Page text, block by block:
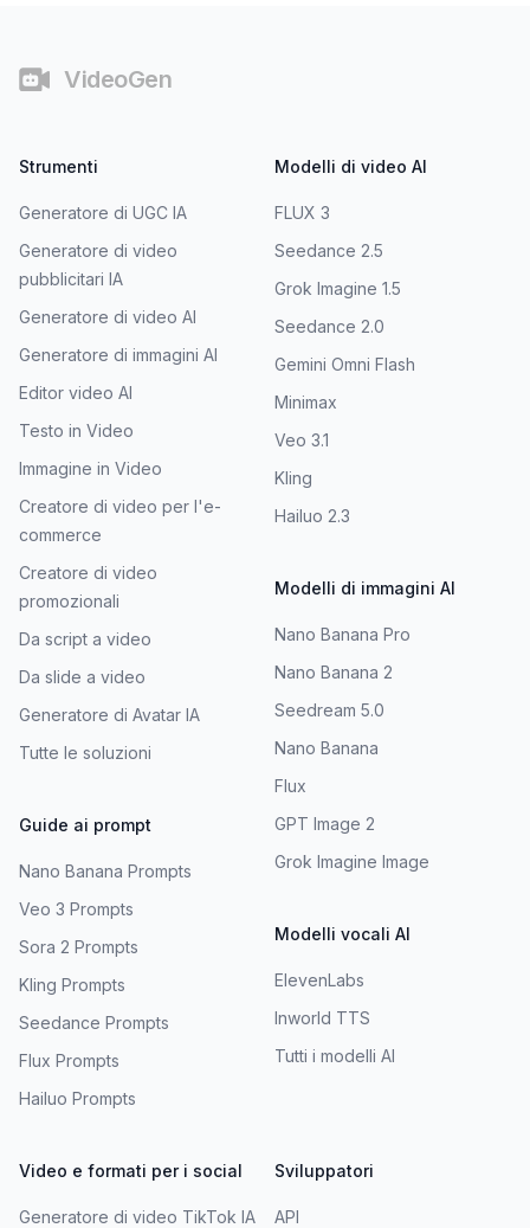
VideoGen
Strumenti
Generatore di UGC IA
Generatore di video
pubblicitari IA
Generatore di video AI
Generatore di immagini AI
Editor video AI
Testo in Video
Immagine in Video
Creatore di video per l'e-
commerce
Creatore di video
promozionali
Da script a video
Da slide a video
Generatore di Avatar IA
Tutte le soluzioni
Guide ai prompt
Nano Banana Prompts
Veo 3 Prompts
Sora 2 Prompts
Kling Prompts
Seedance Prompts
Flux Prompts
Hailuo Prompts
Modelli di video AI
FLUX 3
Seedance 2.5
Grok Imagine 1.5
Seedance 2.0
Gemini Omni Flash
Minimax
Veo 3.1
Kling
Hailuo 2.3
Modelli di immagini AI
Nano Banana Pro
Nano Banana 2
Seedream 5.0
Nano Banana
Flux
GPT Image 2
Grok Imagine Image
Modelli vocali AI
ElevenLabs
Inworld TTS
Tutti i modelli AI
Video e formati per i social
Generatore di video TikTok IA
Sviluppatori
API